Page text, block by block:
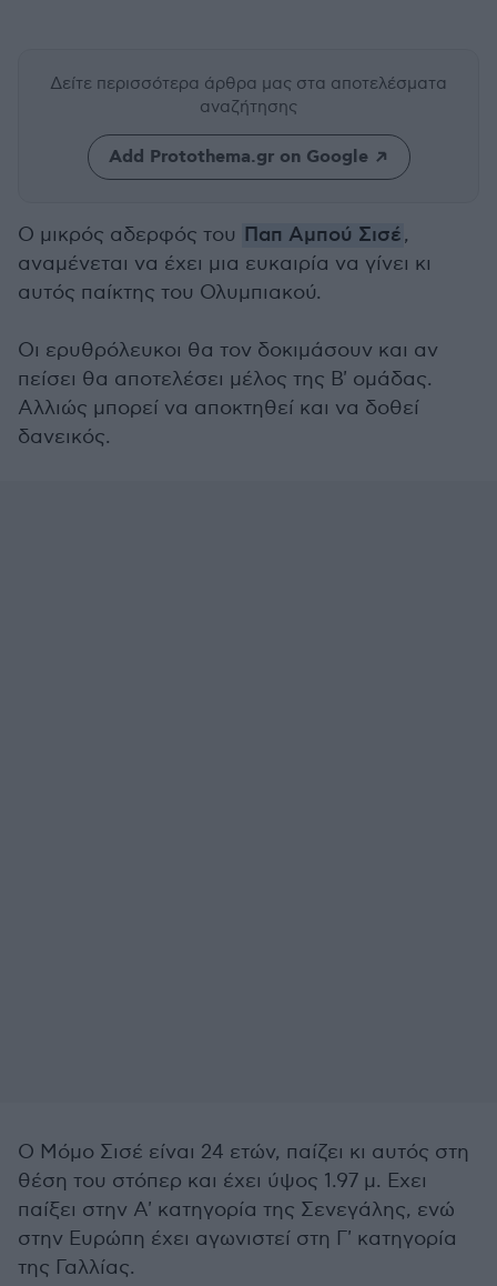
Δείτε περισσότερα άρθρα μας στα αποτελέσματα
αναζήτησης
Add Protothema.gr on Google
Ο μικρός αδερφός του Παπ Αμπού Σισέ,
αναμένεται να έχει μια ευκαιρία να γίνει κι
αυτός παίκτης του Ολυμπιακού.
Οι ερυθρόλευκοι θα τον δοκιμάσουν και αν
πείσει θα αποτελέσει μέλος της Β' ομάδας.
Αλλιώς μπορεί να αποκτηθεί και να δοθεί
δανεικός.
Ο Μόμο Σισέ είναι 24 ετών, παίζει κι αυτός στη
θέση του στόπερ και έχει ύψος 1.97 μ. Εχει
παίξει στην Α' κατηγορία της Σενεγάλης, ενώ
στην Ευρώπη έχει αγωνιστεί στη Γ' κατηγορία
της Γαλλίας.